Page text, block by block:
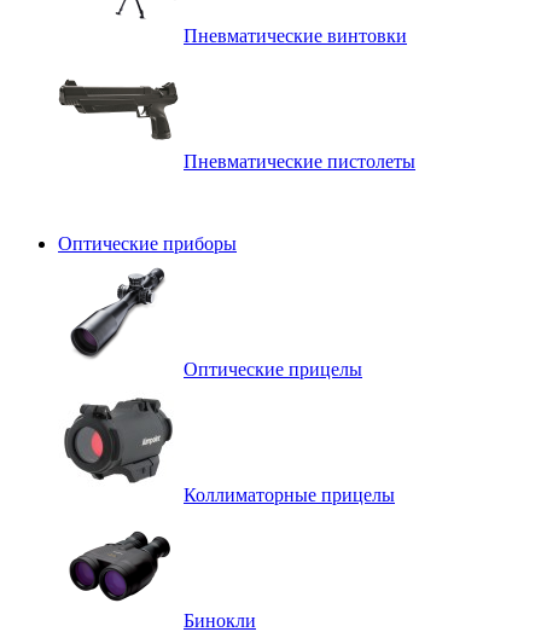
Пневматические винтовки
Пневматические пистолеты
Оптические приборы
Оптические прицелы
Коллиматорные прицелы
Бинокли